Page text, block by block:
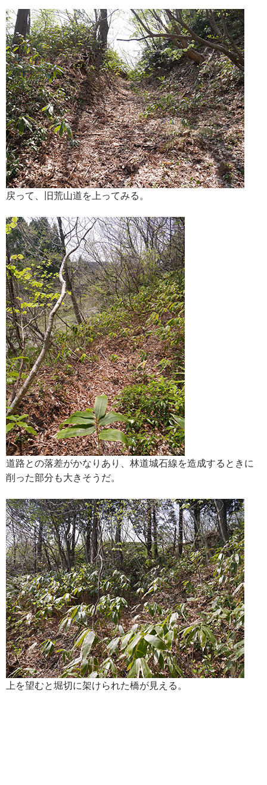
戻って、旧荒山道を上ってみる。
道路との落差がかなりあり、林道城石線を造成するときに
削った部分も大きそうだ。
上を望むと堀切に架けられた橋が見える。